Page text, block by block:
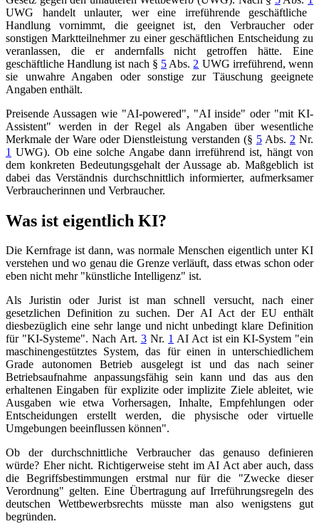
UWG handelt unlauter, wer eine irreführende geschäftliche
Handlung vornimmt, die geeignet ist, den Verbraucher oder
sonstigen Marktteilnehmer zu einer geschäftlichen Entscheidung zu
veranlassen, die er andernfalls nicht getroffen hätte. Eine
geschäftliche Handlung ist nach § 5 Abs. 2 UWG irreführend, wenn
sie unwahre Angaben oder sonstige zur Täuschung geeignete
Angaben enthält.
Preisende Aussagen wie "AI-powered", "AI inside" oder "mit KI-
Assistent" werden in der Regel als Angaben über wesentliche
Merkmale der Ware oder Dienstleistung verstanden (§ 5Abs. 2 Nr.
1 UWG). Ob eine solche Angabe dann irreführend ist, hängt von
dem konkreten Bedeutungsgehalt der Aussage ab. Maßgeblich ist
dabei das Verständnis durchschnittlich informierter, aufmerksamer
Verbraucherinnen und Verbraucher.
Was ist eigentlich KI?
Die Kernfrage ist dann, was normale Menschen eigentlich unter KI
verstehen und wo genau die Grenze verläuft, dass etwas schon oder
eben nicht mehr "künstliche Intelligenz" ist.
Als Juristin oder Jurist ist man schnell versucht, nach einer
gesetzlichen Definition zu suchen. Der AI Act der EU enthält
diesbezüglich eine sehr lange und nicht unbedingt klare Definition
für "KI-Systeme". Nach Art. 3Nr. 1 AI Actist ein KI‑System "ein
maschinengestütztes System, das für einen in unterschiedlichem
Grade autonomen Betrieb ausgelegt ist und das nach seiner
Betriebsaufnahme anpassungsfähig sein kann und das aus den
erhaltenen Eingaben für explizite oder implizite Ziele ableitet, wie
Ausgaben wie etwa Vorhersagen, Inhalte, Empfehlungen oder
Entscheidungen erstellt werden, die physische oder virtuelle
Umgebungen beeinflussen können".
Ob der durchschnittliche Verbraucher das genauso definieren
würde? Eher nicht. Richtigerweise steht im AI Act aber auch, dass
die Begriffsbestimmungen erstmal nur für die "Zwecke dieser
Verordnung" gelten. Eine Übertragung auf Irreführungsregeln des
deutschen Wettbewerbsrechts müsste man also wenigstens gut
begründen.